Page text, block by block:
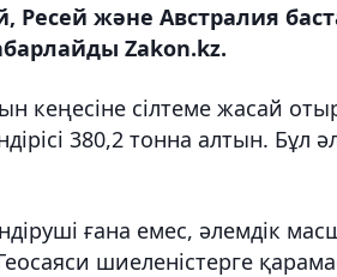
Ресей және Австралия
Zakon.kz.
кеңесіне сілтеме жасай
380,2 тонна алтын. Бұл
ғана емес, әлемдік
шиеленістерге